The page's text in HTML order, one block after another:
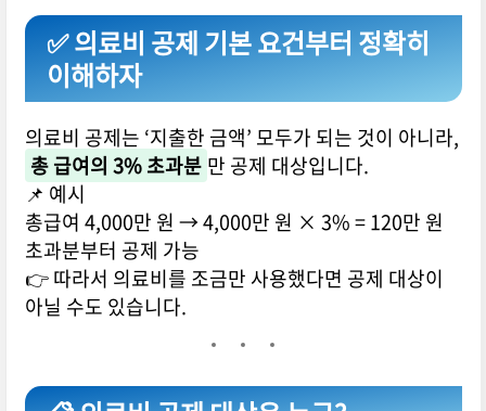
✅ 의료비 공제 기본 요건부터 정확히
이해하자
의료비 공제는 ‘지출한 금액’ 모두가 되는 것이 아니라,
총 급여의 3% 초과분 만 공제 대상입니다.
📌 예시
총급여 4,000만 원 → 4,000만 원 × 3% = 120만 원
초과분부터 공제 가능
👉 따라서 의료비를 조금만 사용했다면 공제 대상이
아닐 수도 있습니다.